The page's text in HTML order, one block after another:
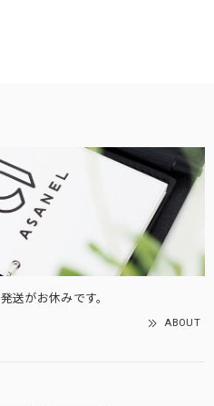
送がお休みです。
ABOUT